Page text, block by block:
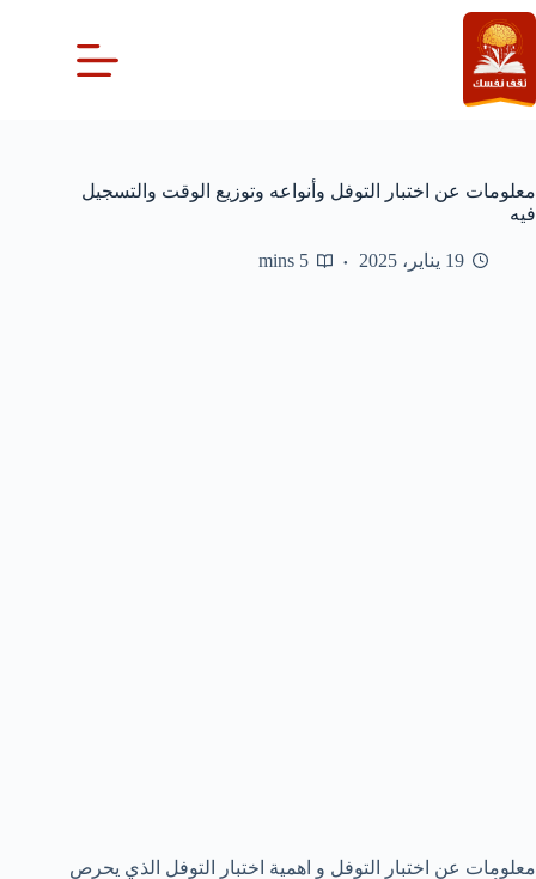
التجاوز
إلى
المحتوى
معلومات عن اختبار التوفل وأنواعه وتوزيع الوقت والتسجيل
فيه
19 يناير، 2025 5 mins
معلومات عن اختبار التوفل و اهمية اختبار التوفل الذي يحرص